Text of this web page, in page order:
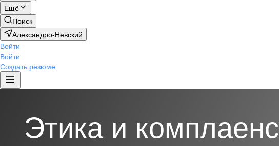
Ещё
Поиск
Александро-Невский
Войти
Войти
Создать резюме
Этика и комплаенс